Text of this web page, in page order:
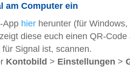
am Computer ein
App hier herunter (für
diese euch einen QR-
Signal ist, scannen.
Kontobild > Einstellungen >